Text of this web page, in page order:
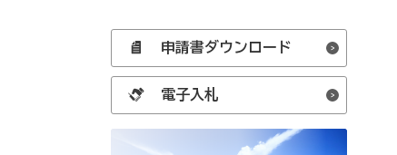
申請書ダウンロード
電子入札